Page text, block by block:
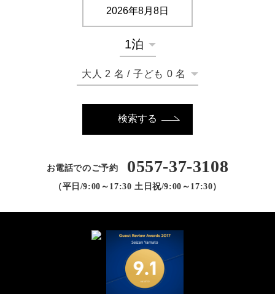
大人 2 名 / 子ども 0 名
検索する
お電話でのご予約 0557-37-3108
（平日/9:00～17:30 土日祝/9:00～17:30）